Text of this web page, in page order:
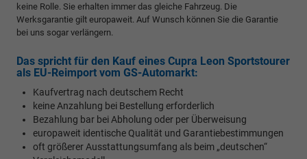
keine Rolle. Sie erhalten immer das gleiche Fahrzeug. Die
Werksgarantie gilt europaweit. Auf Wunsch können Sie die Garantie
bei uns sogar verlängern.
Das spricht für den Kauf eines Cupra Leon Sportstourer
als EU-Reimport vom GS-Automarkt:
Kaufvertrag nach deutschem Recht
keine Anzahlung bei Bestellung erforderlich
Bezahlung bar bei Abholung oder per Überweisung
europaweit identische Qualität und Garantiebestimmungen
oft größerer Ausstattungsumfang als beim „deutschen“